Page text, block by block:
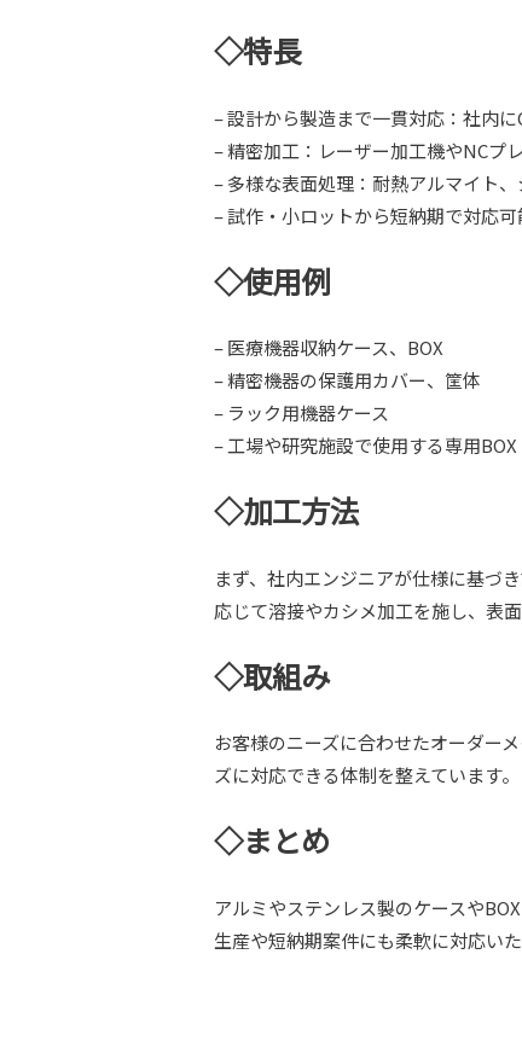
◇特長
– 設計から製造まで一貫対応：社内
– 精密加工：レーザー加工機やNCプ
– 多様な表面処理：耐熱アルマイト
– 試作・小ロットから短納期で対応可
◇使用例
– 医療機器収納ケース、BOX
– 精密機器の保護用カバー、筐体
– ラック用機器ケース
– 工場や研究施設で使用する専用BOX
◇加工方法
まず、社内エンジニアが仕様に基づ
応じて溶接やカシメ加工を施し、表
◇取組み
お客様のニーズに合わせたオーダー
ズに対応できる体制を整えています。
◇まとめ
アルミやステンレス製のケースや
生産や短納期案件にも柔軟に対応いた